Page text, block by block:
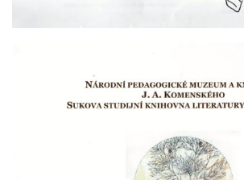
Nová budova